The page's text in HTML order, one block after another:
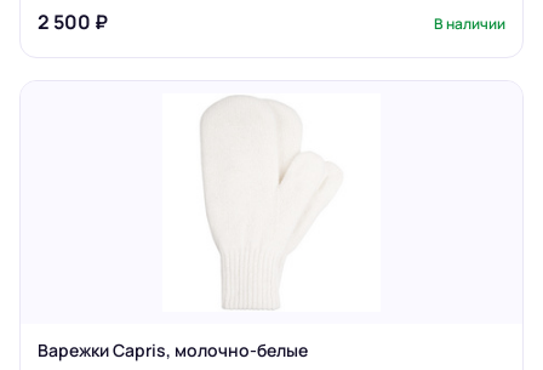
2 500 ₽ В наличии
Варежки Capris, молочно-белые